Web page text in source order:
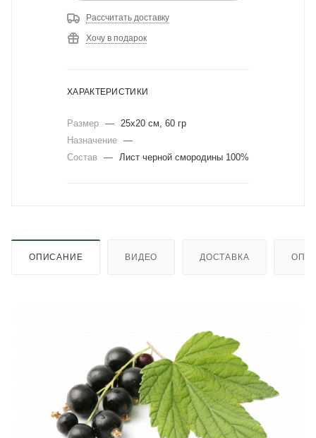
Рассчитать доставку
Хочу в подарок
ХАРАКТЕРИСТИКИ
Размер — 25х20 см, 60 гр
Назначение —
Состав
— Лист черной смородины 100%
ОПИСАНИЕ ВИДЕО ДОСТАВКА